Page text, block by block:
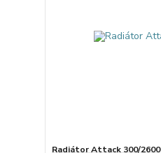
Radiátor Attack 300/2600